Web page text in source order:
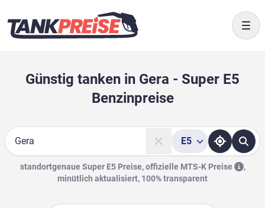
Günstig tanken in Gera - Super E5
Benzinpreise
Suche
E5
standortgenaue Super E5 Preise, offizielle MTS-K Preise
,
minütlich aktualisiert, 100% transparent